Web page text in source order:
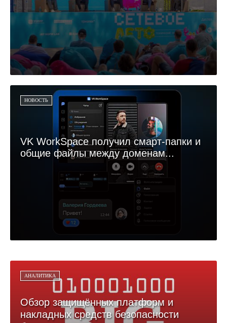
НОВОСТЬ
VK WorkSpace получил смарт-папки и
общие файлы между доменам...
АНАЛИТИКА
Обзор защищённых платформ и
накладных средств безопасности